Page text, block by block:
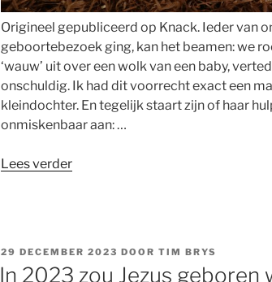
Origineel gepubliceerd op Knack. Ieder van
geboortebezoek ging, kan het beamen: we
‘wauw’ uit over een wolk van een baby,
onschuldig. Ik had dit voorrecht exact een
kleindochter. En tegelijk staart zijn of haar
onmiskenbaar aan: …
Lees verder“Naar
GEPLAATST
OP
29 DECEMBER 2023 DOOR TIM BRYS
In 2023 zou Jezus geboren